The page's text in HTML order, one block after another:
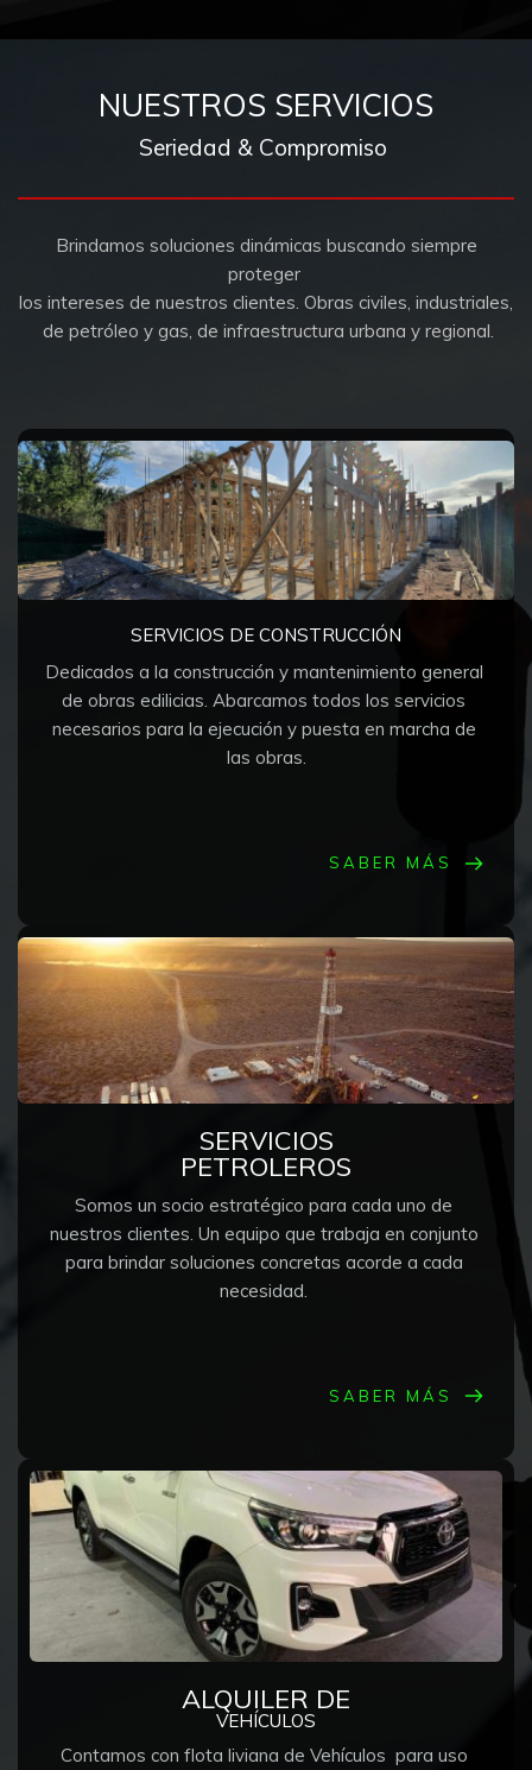
NUESTROS SERVICIOS
Seriedad & Compromiso
proteger
los intereses de nuestros clientes. Obras civiles, industriales,
de petróleo y gas, de infraestructura urbana y regional.
SERVICIOS DE CONSTRUCCIÓN
Dedicados a la construcción y mantenimiento general
de obras edilicias. Abarcamos todos los servicios
necesarios para la ejecución y puesta en marcha de
las obras.
SABER MÁS
SERVICIOS
PETROLEROS
Somos un socio estratégico para cada uno de
nuestros clientes. Un equipo que trabaja en conjunto
para brindar soluciones concretas acorde a cada
necesidad.
SABER MÁS
ALQUILER DE
VEHÍCULOS
Contamos con flota liviana de Vehículos  para uso